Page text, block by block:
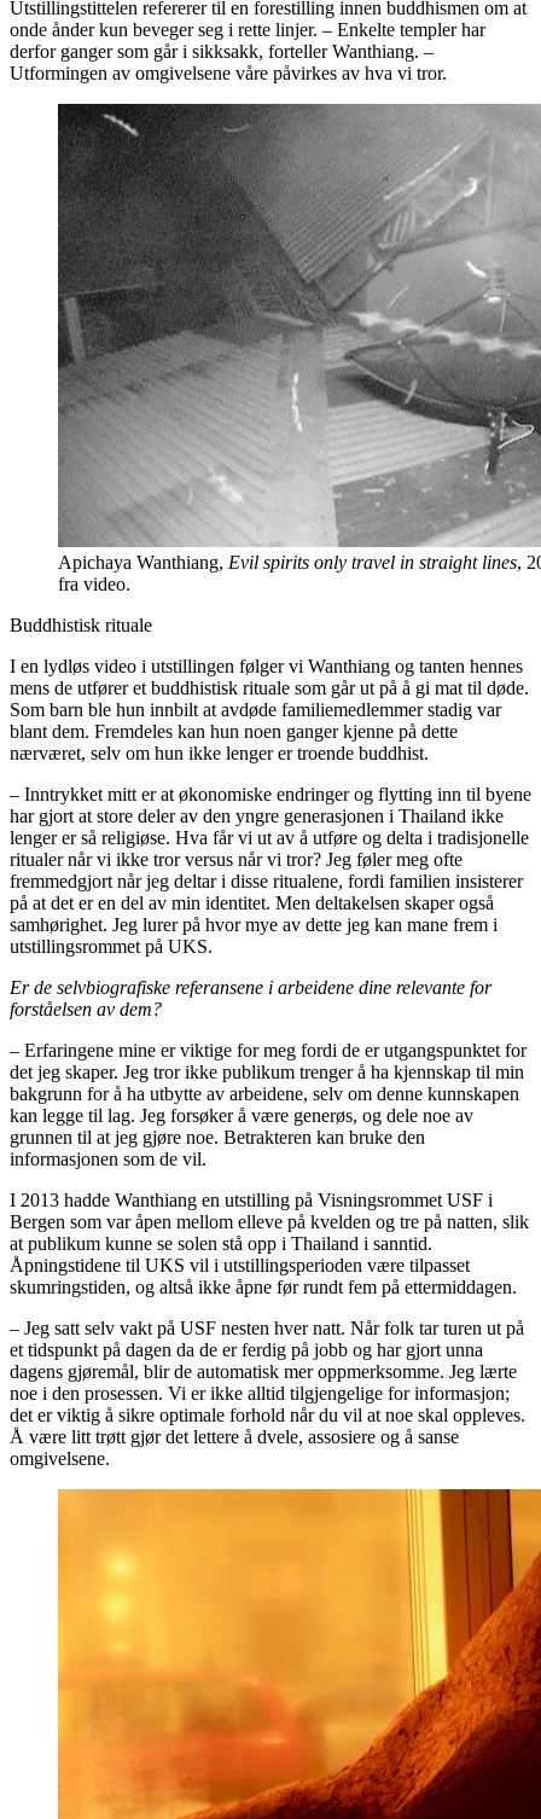
Utstillingstittelen refererer til en forestilling innen buddhismen om at
onde ånder kun beveger seg i rette linjer. – Enkelte templer har
derfor ganger som går i sikksakk, forteller Wanthiang. –
Utformingen av omgivelsene våre påvirkes av hva vi tror.
Apichaya Wanthiang, Evil spirits only travel in straight lines,
fra video.
Buddhistisk rituale
I en lydløs video i utstillingen følger vi Wanthiang og tanten hennes
mens de utfører et buddhistisk rituale som går ut på å gi mat til døde.
Som barn ble hun innbilt at avdøde familiemedlemmer stadig var
blant dem. Fremdeles kan hun noen ganger kjenne på dette
nærværet, selv om hun ikke lenger er troende buddhist.
– Inntrykket mitt er at økonomiske endringer og flytting inn til byene
har gjort at store deler av den yngre generasjonen i Thailand ikke
lenger er så religiøse. Hva får vi ut av å utføre og delta i tradisjonelle
ritualer når vi ikke tror versus når vi tror? Jeg føler meg ofte
fremmedgjort når jeg deltar i disse ritualene, fordi familien insisterer
på at det er en del av min identitet. Men deltakelsen skaper også
samhørighet. Jeg lurer på hvor mye av dette jeg kan mane frem i
utstillingsrommet på UKS.
Er de selvbiografiske referansene i arbeidene dine relevante for
forståelsen av dem?
– Erfaringene mine er viktige for meg fordi de er utgangspunktet for
det jeg skaper. Jeg tror ikke publikum trenger å ha kjennskap til min
bakgrunn for å ha utbytte av arbeidene, selv om denne kunnskapen
kan legge til lag. Jeg forsøker å være generøs, og dele noe av
grunnen til at jeg gjøre noe. Betrakteren kan bruke den
informasjonen som de vil.
I 2013 hadde Wanthiang en utstilling på Visningsrommet USF i
Bergen som var åpen mellom elleve på kvelden og tre på natten, slik
at publikum kunne se solen stå opp i Thailand i sanntid.
Åpningstidene til UKS vil i utstillingsperioden være tilpasset
skumringstiden, og altså ikke åpne før rundt fem på ettermiddagen.
– Jeg satt selv vakt på USF nesten hver natt. Når folk tar turen ut på
et tidspunkt på dagen da de er ferdig på jobb og har gjort unna
dagens gjøremål, blir de automatisk mer oppmerksomme. Jeg lærte
noe i den prosessen. Vi er ikke alltid tilgjengelige for informasjon;
det er viktig å sikre optimale forhold når du vil at noe skal oppleves.
Å være litt trøtt gjør det lettere å dvele, assosiere og å sanse
omgivelsene.